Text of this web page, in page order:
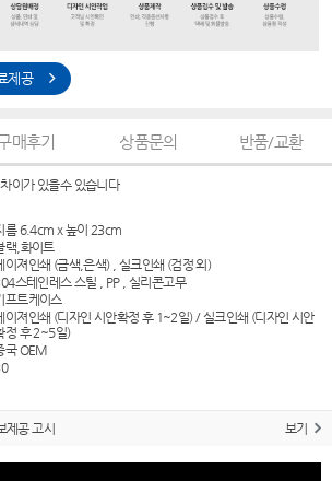
제공
매후기 상품문의 반품/교환
이가 있을수 있습니다
름 6.4cm x 높이 23cm
랙,화이트
이져인쇄 (금색,은색) , 실크인쇄 (검정 외)
스테인레스 스틸 , PP , 실리콘고무
프트케이스
이져인쇄 (디자인 시안확정 후 1~2일) / 실크인쇄 (디자인 시안
정 후 2~5일)
국 OEM
제공 고시 보기